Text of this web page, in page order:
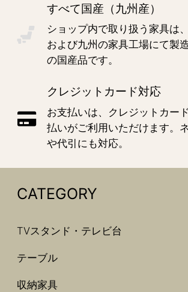
すべて国産（九州産）
ショップ内で取り扱う家具は
および九州の家具工場にて製
の国産品です。
クレジットカード対応
お支払いは、クレジットカー
払いがご利用いただけます。
や代引にも対応。
CATEGORY
TVスタンド・テレビ台
テーブル
収納家具